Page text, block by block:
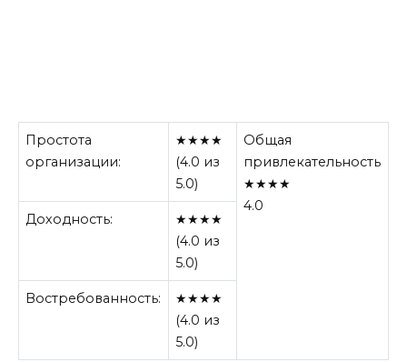
Простота
организации:
★★★★
(4.0 из
5.0)
Общая
привлекательность
★★★★
4.0
Доходность:
★★★★
(4.0 из
5.0)
Востребованность:
★★★★
(4.0 из
5.0)